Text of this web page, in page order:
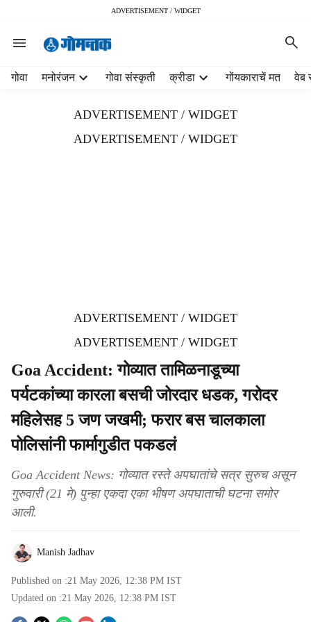
ADVERTISEMENT / WIDGET
गोवा मनोरंजन गोवा संस्कृती क्रीडा गोंयकाराचें मत वेब
ADVERTISEMENT / WIDGET
ADVERTISEMENT / WIDGET
ADVERTISEMENT / WIDGET
ADVERTISEMENT / WIDGET
Goa Accident: गोव्यात तामिळनाडूच्या
पर्यटकांच्या कारला बसची जोरदार धडक, गरोदर
महिलेसह 5 जण जखमी; फरार बस चालकाला
पोलिसांनी फार्मागुडीत पकडलं
Goa Accident News: गोव्यात रस्ते अपघातांचे सत्र सुरुच असून
गुरुवारी (21 मे) पुन्हा एकदा एका भीषण अपघाताची घटना समोर
आली.
Manish Jadhav
Published on :21 May 2026, 12:38 PM IST
Updated on :21 May 2026, 12:38 PM IST